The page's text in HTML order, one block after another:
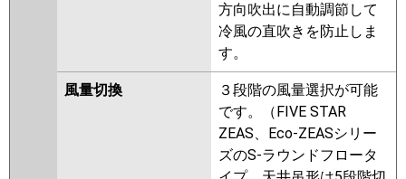
方向吹出に自動調節して
冷風の直吹きを防止しま
す。
風量切換
３段階の風量選択が可能
です。（FIVE STAR
ZEAS、Eco-ZEASシリー
ズのS-ラウンドフロータ